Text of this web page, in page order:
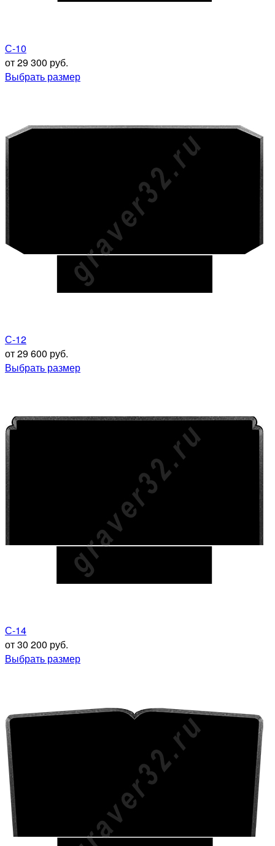
С-10
от 29 300 руб.
Выбрать размер
С-12
от 29 600 руб.
Выбрать размер
С-14
от 30 200 руб.
Выбрать размер